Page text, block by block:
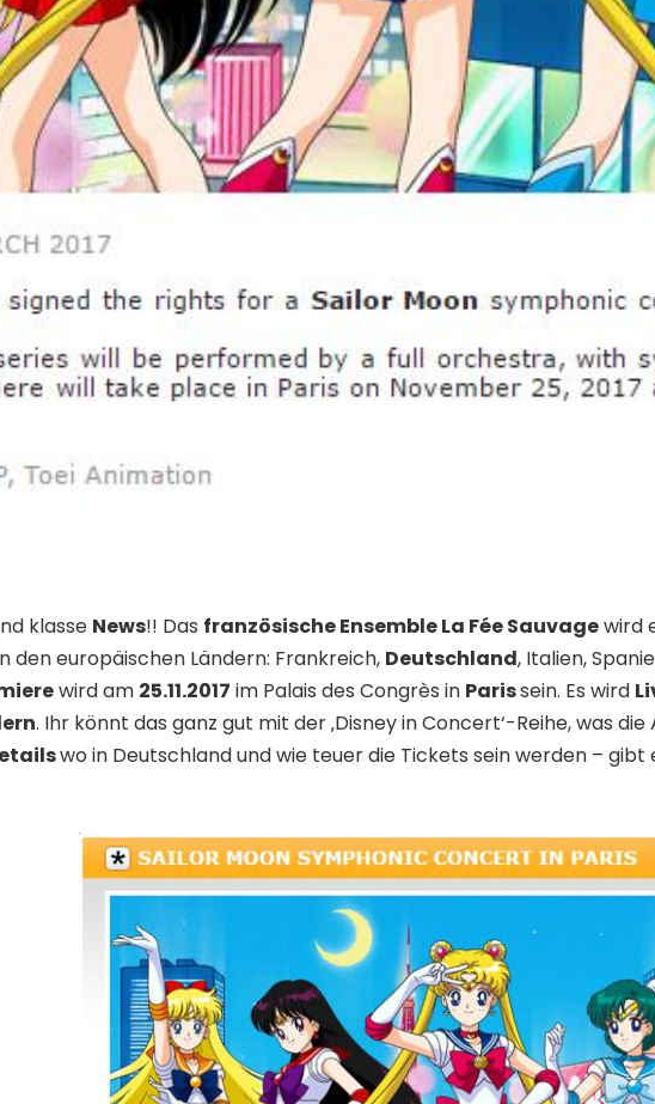
klasse News!! Das französische EnsembleLa Fée Sauvagewird
den europäischen Ländern: Frankreich, Deutschland, Italien,
wird am 25.11.2017 im Palais des Congrès in Parissein. Es wird
. Ihr könnt das ganz gut mit der ‚Disney in Concert‘-Reihe, was
wo in Deutschland und wie teuer die Tickets sein werden – gibt